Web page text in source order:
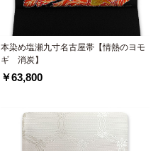
本染め塩瀬九寸名古屋帯【情熱のヨモ
ギ 消炭】
￥63,800